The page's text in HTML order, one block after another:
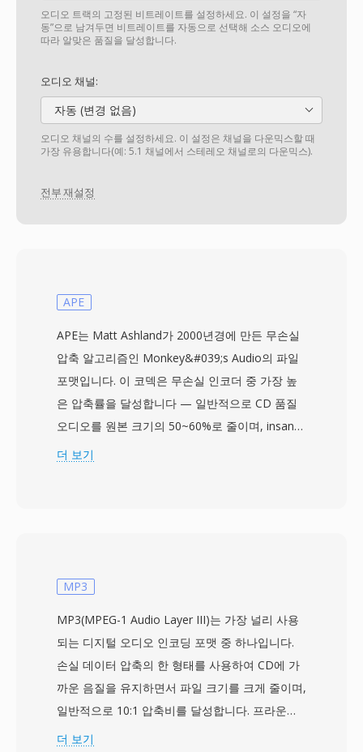
오디오 트랙의 고정된 비트레이트를 설정하세요. 이 설정을 “자
동”으로 남겨두면 비트레이트를 자동으로 선택해 소스 오디오에
따라 알맞은 품질을 달성합니다.
오디오 채널:
자동 (변경 없음)
오디오 채널의 수를 설정하세요. 이 설정은 채널을 다운믹스할 때
가장 유용합니다(예: 5.1 채널에서 스테레오 채널로의 다운믹스).
전부 재설정
APE
APE는 Matt Ashland가 2000년경에 만든 무손실
압축 알고리즘인 Monkey&#039;s Audio의 파일
포맷입니다. 이 코덱은 무손실 인코더 중 가장 높
은 압축률을 달성합니다 — 일반적으로 CD 품질
오디오를 원본 크기의 50~60%로 줄이며, insane
프리셋은 속도를 희생하여 더 높은 압축을 달성합
수한 압축 밀도입니다: 테스트에서 APE 파일은 동
은 경우가 많습니다. 이 포맷은 APEv2 메타데이터
를 통해 앨범 아트, 가사, 광범위한 카탈로그 정보
를 지원하는 강력한 태깅을 제공합니다. 플랫폼 지
원이 FLAC보다 좁아 foobar2000이나 VLC 같은
소프트웨어가 필요하지만, 품질 타협 없이 저장 효
율을 우선시하는 오디오파일들은 여전히 APE를
더 보기
MP3
MP3(MPEG-1 Audio Layer III)는 가장 널리 사용
되는 디지털 오디오 인코딩 포맷 중 하나입니다.
손실 데이터 압축의 한 형태를 사용하여 CD에 가
까운 음질을 유지하면서 파일 크기를 크게 줄이며,
일반적으로 10:1 압축비를 달성합니다. 프라운호
퍼 협회가 다른 디지털 과학자들과 협력하여 개발
더 보기